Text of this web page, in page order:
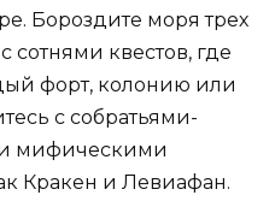
Бороздите моря трех
сотнями квестов, где
форт, колонию или
с собратьями-
мифическими
Кракен и Левиафан.